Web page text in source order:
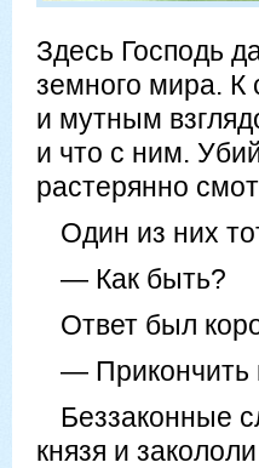
Здесь Господь
земного мира. К
и мутным
и что с ним.
растерянно
Один из них
— Как быть?
Ответ был
— Прикончить
Беззаконные
князя и